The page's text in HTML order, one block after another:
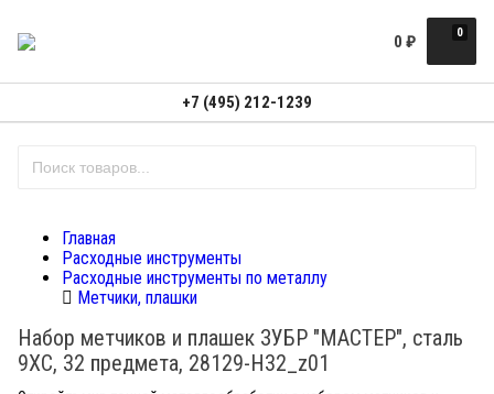
0
0 ₽
+7 (495) 212-1239
Главная
Расходные инструменты
Расходные инструменты по металлу
Метчики, плашки
Набор метчиков и плашек ЗУБР "МАСТЕР", сталь
9ХС, 32 предмета, 28129-H32_z01